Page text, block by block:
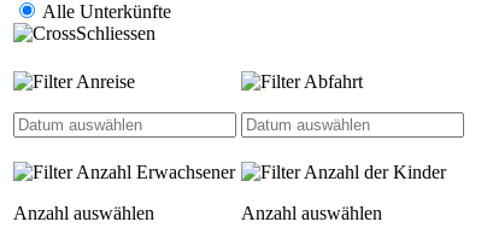
Alle Unterkünfte
Schliessen
Anreise Abfahrt
Anzahl Erwachsener
Anzahl auswählen
Anzahl der Kinder
Anzahl auswählen